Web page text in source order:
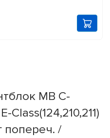
MB C-
Class(124,210,211)
попереч. /